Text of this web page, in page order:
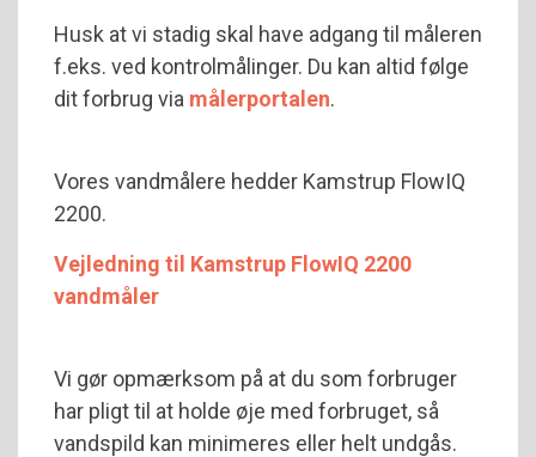
Husk at vi stadig skal have adgang til måleren
f.eks. ved kontrolmålinger. Du kan altid følge
dit forbrug via målerportalen.
Vores vandmålere hedder Kamstrup FlowIQ
2200.
Vejledning til Kamstrup FlowIQ 2200
vandmåler
Vi gør opmærksom på at du som forbruger
har pligt til at holde øje med forbruget, så
vandspild kan minimeres eller helt undgås.